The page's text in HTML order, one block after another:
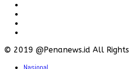
© 2019 @Penanews.id All Rights